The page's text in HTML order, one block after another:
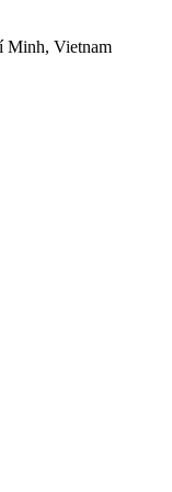
Minh, Vietnam